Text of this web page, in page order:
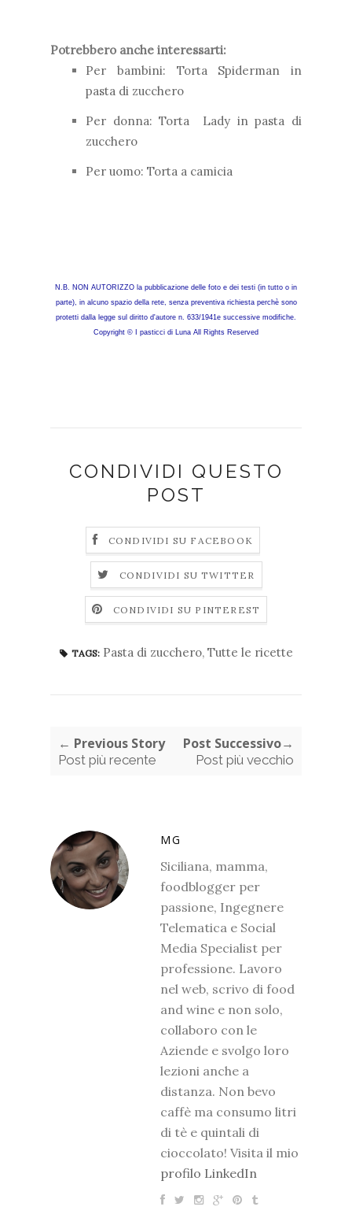
Potrebbero anche interessarti:
Per bambini: Torta Spiderman in
pasta di zucchero
Per donna: Torta Lady in pasta di
zucchero
Per uomo: Torta a camicia
N.B. NON AUTORIZZO la pubblicazione delle foto e dei testi (in tutto o in
parte), in alcuno spazio della rete, senza preventiva richiesta perchè sono
protetti dalla legge sul diritto d'autore n. 633/1941e successive modifiche.
Copyright © I pasticci di Luna All Rights Reserved
CONDIVIDI QUESTO
POST
CONDIVIDI SU FACEBOOK
CONDIVIDI SU TWITTER
CONDIVIDI SU PINTEREST
TAGS: Pasta di zucchero, Tutte le ricette
← Previous Story
Post più recente
Post Successivo→
Post più vecchio
MG
Siciliana, mamma,
foodblogger per
passione, Ingegnere
Telematica e Social
Media Specialist per
professione. Lavoro
nel web, scrivo di food
and wine e non solo,
collaboro con le
Aziende e svolgo loro
lezioni anche a
distanza. Non bevo
caffè ma consumo litri
di tè e quintali di
cioccolato! Visita il mio
profilo LinkedIn